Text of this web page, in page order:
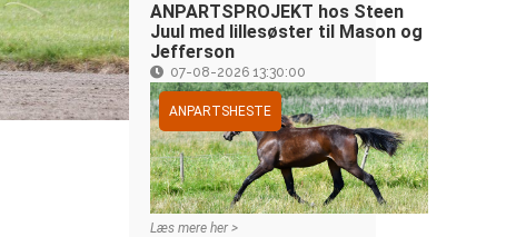
ANPARTSPROJEKT hos Steen
Juul med lillesøster til Mason og
Jefferson
07-08-2026 13:30:00
ANPARTSHESTE
Læs mere her >